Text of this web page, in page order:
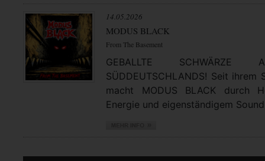
14.05.2026
MODUS BLACK
From The Basement
GEBALLTE
SÜDDEUTSCHLANDS! Seit
macht MODUS BLACK durch
Energie und eigenständigem